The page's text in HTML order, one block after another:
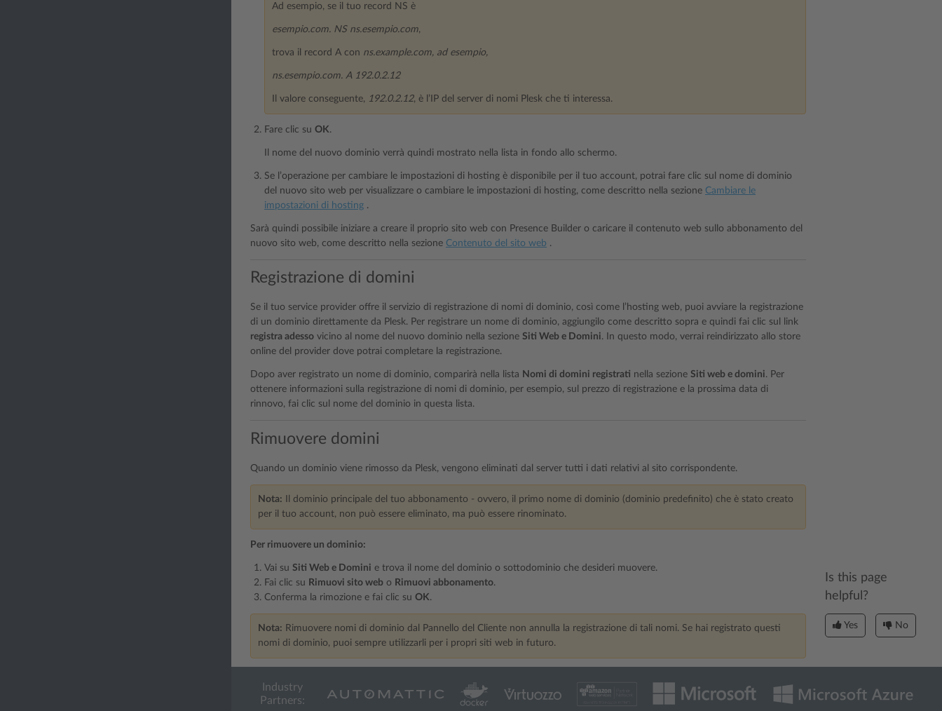
Ad esempio, se il tuo record NS è
esempio.com. NS ns.esempio.com,
trova il record A con ns.example.com, ad esempio,
ns.esempio.com. A 192.0.2.12
Il valore conseguente, 192.0.2.12, è l’IP del server di nomi Plesk che ti interessa.
Fare clic su OK.
Il nome del nuovo dominio verrà quindi mostrato nella lista in fondo allo schermo.
Se l’operazione per cambiare le impostazioni di hosting è disponibile per il tuo account, potrai fare clic sul nome di dominio
del nuovo sito web per visualizzare o cambiare le impostazioni di hosting, come descritto nella sezione Cambiare le
impostazioni di hosting .
Sarà quindi possibile iniziare a creare il proprio sito web con Presence Builder o caricare il contenuto web sullo abbonamento del
nuovo sito web, come descritto nella sezione Contenuto del sito web .
Registrazione di domini
Se il tuo service provider offre il servizio di registrazione di nomi di dominio, così come l’hosting web, puoi avviare la registrazione
di un dominio direttamente da Plesk. Per registrare un nome di dominio, aggiungilo come descritto sopra e quindi fai clic sul link
registra adesso vicino al nome del nuovo dominio nella sezione Siti Web e Domini. In questo modo, verrai reindirizzato allo store
online del provider dove potrai completare la registrazione.
Dopo aver registrato un nome di dominio, comparirà nella lista Nomi di domini registrati nella sezione Siti web e domini. Per
ottenere informazioni sulla registrazione di nomi di dominio, per esempio, sul prezzo di registrazione e la prossima data di
rinnovo, fai clic sul nome del dominio in questa lista.
Rimuovere domini
Quando un dominio viene rimosso da Plesk, vengono eliminati dal server tutti i dati relativi al sito corrispondente.
Nota: Il dominio principale del tuo abbonamento - ovvero, il primo nome di dominio (dominio predefinito) che è stato creato
per il tuo account, non può essere eliminato, ma può essere rinominato.
Per rimuovere un dominio:
Vai su Siti Web e Domini e trova il nome del dominio o sottodominio che desideri muovere.
Fai clic su Rimuovi sito web o Rimuovi abbonamento.
Conferma la rimozione e fai clic su OK.
Nota: Rimuovere nomi di dominio dal Pannello del Cliente non annulla la registrazione di tali nomi. Se hai registrato questi
nomi di dominio, puoi sempre utilizzarli per i propri siti web in futuro.
Is this page
helpful?
Yes No
Industry
Partners: